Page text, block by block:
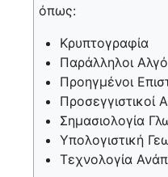
όπως:
Κρυπτογραφία
Παράλληλοι
Προηγμένοι
Προσεγγιστικοί
Σημασιολογία
Υπολογιστική
Τεχνολογία